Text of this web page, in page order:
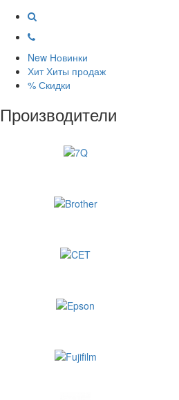
New Новинки
Хит Хиты продаж
% Скидки
Производители